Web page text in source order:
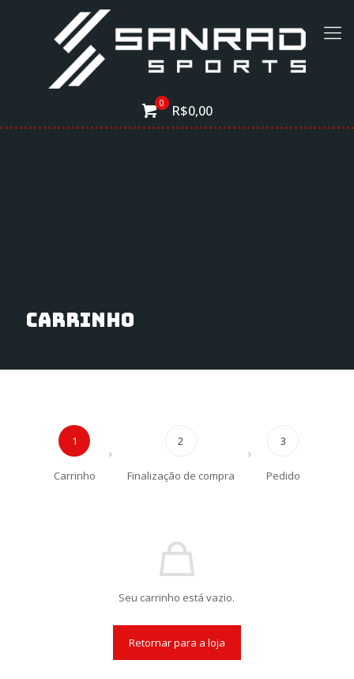
0 R$0,00
Carrinho
1
Carrinho
2
Finalização de compra
3
Pedido
Seu carrinho está vazio.
Retornar para a loja